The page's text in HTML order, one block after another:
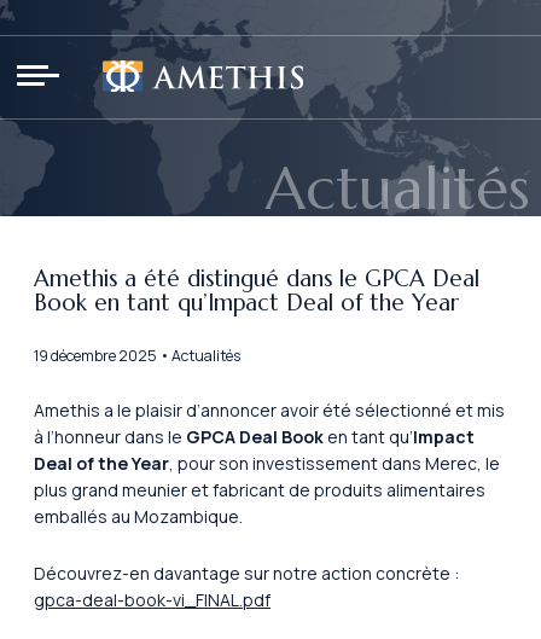
Actualités
Amethis a été distingué dans le GPCA Deal
Book en tant qu’Impact Deal of the Year
19 décembre 2025 • Actualités
Amethis a le plaisir d’annoncer avoir été sélectionné et mis
à l’honneur dans le GPCA Deal Book en tant qu’Impact
Deal of the Year, pour son investissement dans Merec, le
plus grand meunier et fabricant de produits alimentaires
emballés au Mozambique.
Découvrez-en davantage sur notre action concrète :
gpca-deal-book-vi_FINAL.pdf
Panneau de gestion des cookies